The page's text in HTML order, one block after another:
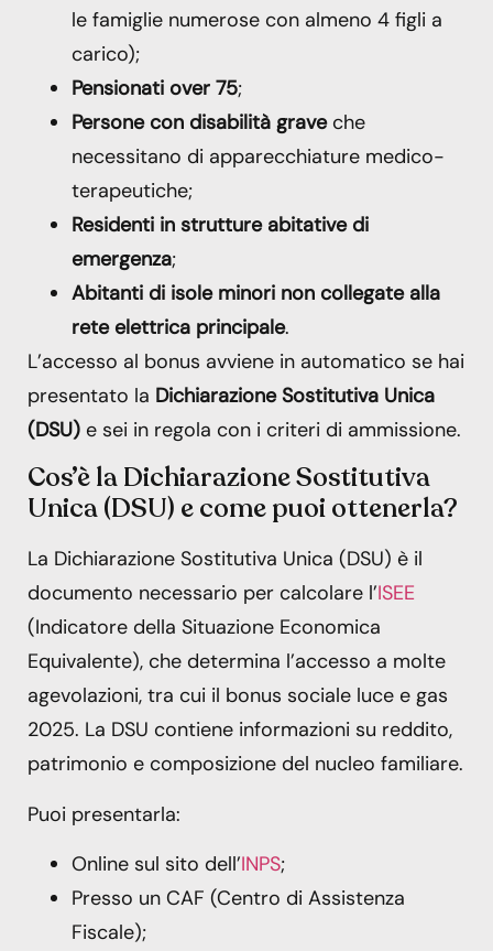
le famiglie numerose con almeno 4 figli a
carico);
Pensionati over 75;
Persone con disabilità graveche
necessitano di apparecchiature medico-
terapeutiche;
Residenti in strutture abitative di
emergenza;
Abitanti di isole minori non collegate alla
rete elettrica principale.
L’accesso al bonus avviene in automatico se hai
presentato la Dichiarazione Sostitutiva Unica
(DSU) e sei in regola con i criteri di ammissione.
Cos’è la Dichiarazione Sostitutiva
Unica (DSU) e come puoi ottenerla?
La Dichiarazione Sostitutiva Unica (DSU) è il
documento necessario per calcolare l’ISEE
(Indicatore della Situazione Economica
Equivalente), che determina l’accesso a molte
agevolazioni, tra cui il bonus sociale luce e gas
2025. La DSU contiene informazioni su reddito,
patrimonio e composizione del nucleo familiare.
Puoi presentarla:
Online sul sito dell’INPS;
Presso un CAF (Centro di Assistenza
Fiscale);